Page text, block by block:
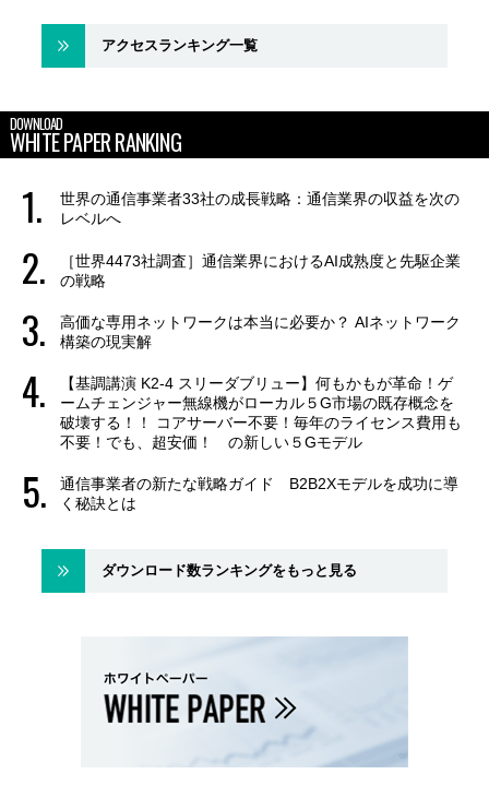
アクセスランキング一覧
DOWNLOAD
WHITE PAPER RANKING
世界の通信事業者33社の成長戦略：通信業界の収益を次の
レベルへ
［世界4473社調査］通信業界におけるAI成熟度と先駆企業
の戦略
高価な専用ネットワークは本当に必要か？ AIネットワーク
構築の現実解
【基調講演 K2-4 スリーダブリュー】何もかもが革命！ゲ
ームチェンジャー無線機がローカル５G市場の既存概念を
破壊する！！ コアサーバー不要！毎年のライセンス費用も
不要！でも、超安価！ の新しい５Gモデル
通信事業者の新たな戦略ガイド B2B2Xモデルを成功に導
く秘訣とは
ダウンロード数ランキングをもっと見る